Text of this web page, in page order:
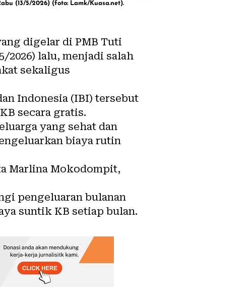
(13/5/2026) (foto: Lamk/Kuasa.net).
digelar di PMB Tuti
2026) lalu, menjadi salah
sekaligus
Indonesia (IBI) tersebut
secara gratis.
yang sehat dan
biaya rutin
Marlina Mokodompit,
pengeluaran bulanan
suntik KB setiap bulan.